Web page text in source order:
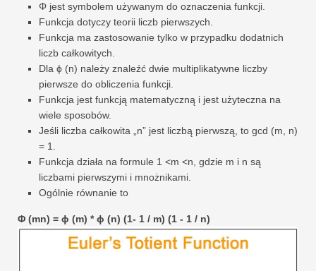
Φ jest symbolem używanym do oznaczenia funkcji.
Funkcja dotyczy teorii liczb pierwszych.
Funkcja ma zastosowanie tylko w przypadku dodatnich
liczb całkowitych.
Dla ϕ (n) należy znaleźć dwie multiplikatywne liczby
pierwsze do obliczenia funkcji.
Funkcja jest funkcją matematyczną i jest użyteczna na
wiele sposobów.
Jeśli liczba całkowita „n” jest liczbą pierwszą, to gcd (m, n)
= 1.
Funkcja działa na formule 1 <m <n, gdzie m i n są
liczbami pierwszymi i mnożnikami.
Ogólnie równanie to
Φ (mn) = ϕ (m) * ϕ (n) (1- 1 / m) (1 - 1 / n)